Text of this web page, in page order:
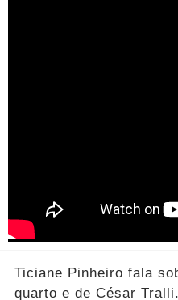
Ticiane Pinheiro fala
quarto e de César